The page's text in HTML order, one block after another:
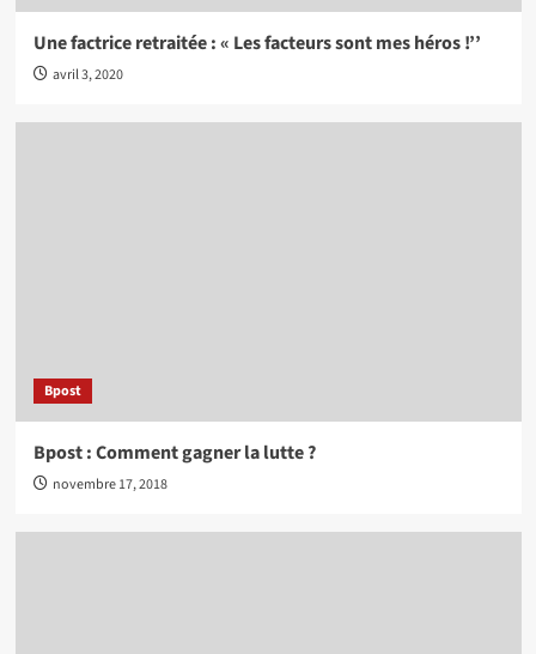
Une factrice retraitée : « Les facteurs sont mes héros !’’
avril 3, 2020
Bpost
Bpost : Comment gagner la lutte ?
novembre 17, 2018